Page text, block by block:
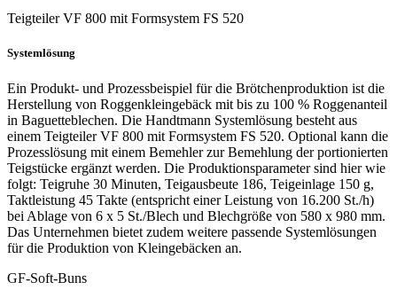
Teigteiler VF 800 mit Formsystem FS 520
Systemlösung
Ein Produkt- und Prozessbeispiel für die Brötchenproduktion ist die
Herstellung von Roggenkleingebäck mit bis zu 100 % Roggenanteil
in Baguetteblechen. Die Handtmann Systemlösung besteht aus
einem Teigteiler VF 800 mit Formsystem FS 520. Optional kann die
Prozesslösung mit einem Bemehler zur Bemehlung der portionierten
Teigstücke ergänzt werden. Die Produktionsparameter sind hier wie
folgt: Teigruhe 30 Minuten, Teigausbeute 186, Teigeinlage 150 g,
Taktleistung 45 Takte (entspricht einer Leistung von 16.200 St./h)
bei Ablage von 6 x 5 St./Blech und Blechgröße von 580 x 980 mm.
Das Unternehmen bietet zudem weitere passende Systemlösungen
für die Produktion von Kleingebäcken an.
GF-Soft-Buns